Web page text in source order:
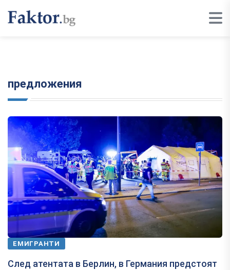
предложения
ЕМИГРАНТИ
След атентата в Берлин, в Германия предстоят